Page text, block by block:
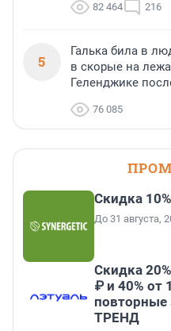
82 464 216
5
Галька била в
в скорые на
Геленджике
76 085
Скидка
До 31 августа,
Скидка
₽ и 40% от
повторные
ТРЕНД